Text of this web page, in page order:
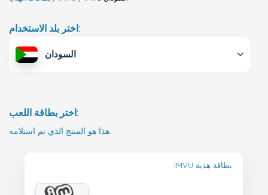
اختر بلد الاستخدام:
السودان
اختر بطاقة اللعب:
هذا هو المنتج الذي تم استلامه.
IMVU بطاقة هدية